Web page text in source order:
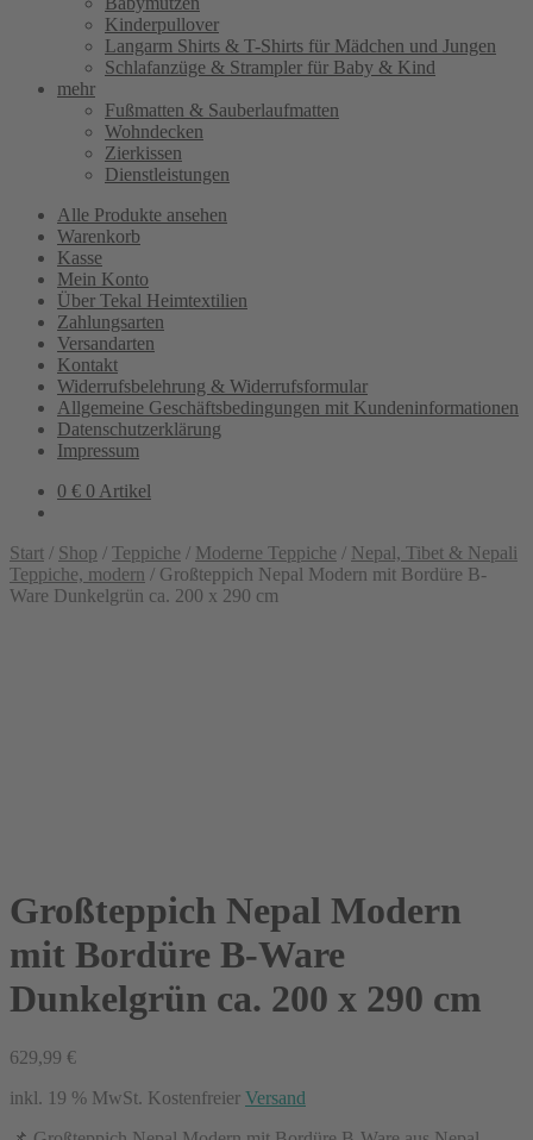
Kinderpullover
Langarm Shirts & T-Shirts für Mädchen und Jungen
Schlafanzüge & Strampler für Baby & Kind
mehr
Fußmatten & Sauberlaufmatten
Wohndecken
Zierkissen
Dienstleistungen
Alle Produkte ansehen
Warenkorb
Kasse
Mein Konto
Über Tekal Heimtextilien
Zahlungsarten
Versandarten
Kontakt
Widerrufsbelehrung & Widerrufsformular
Allgemeine Geschäftsbedingungen mit Kundeninformationen
Datenschutzerklärung
Impressum
0 € 0 Artikel
Start / Shop / Teppiche / Moderne Teppiche / Nepal, Tibet & Nepali
Teppiche, modern / Großteppich Nepal Modern mit Bordüre B-
Ware Dunkelgrün ca. 200 x 290 cm
Großteppich Nepal Modern
mit Bordüre B-Ware
Dunkelgrün ca. 200 x 290 cm
629,99 €
inkl. 19 % MwSt. Kostenfreier Versand